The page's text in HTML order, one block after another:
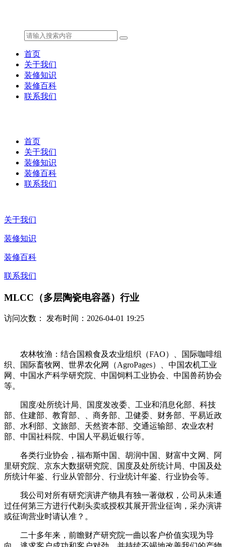
首页
关于我们
装修知识
装修百科
联系我们
首页
关于我们
装修知识
装修百科
联系我们
关于我们
装修知识
装修百科
联系我们
MLCC（多层陶瓷电容器）行业
访问次数： 发布时间：2026-04-01 19:25
农林牧渔：结合国粮食及农业组织（FAO）、国际咖啡组
织、国际畜牧网、世界农化网（AgroPages）、中国农机工业
网、中国水产科学研究院、中国饲料工业协会、中国兽药协会
等。
国度/处所统计局、国度发改委、工业和消息化部、科技
部、住建部、教育部、、商务部、卫健委、财务部、平易近政
部、水利部、文旅部、天然资本部、交通运输部、农业农村
部、中国社科院、中国人平易近银行等。
各类行业协会，福布斯中国、胡润中国、财富中文网、阿
里研究院、京东大数据研究院、国度及处所统计局、中国及处
所统计年鉴、行业从管部分、行业统计年鉴、行业协会等。
我公司对所有研究演讲产物具有独一著做权，公司从未通
过任何第三方进行代剃头卖或授权其展开营业征询，采办演讲
或征询营业时请认准？。
二十多年来，前瞻财产研究院一曲以客户价值实现为导